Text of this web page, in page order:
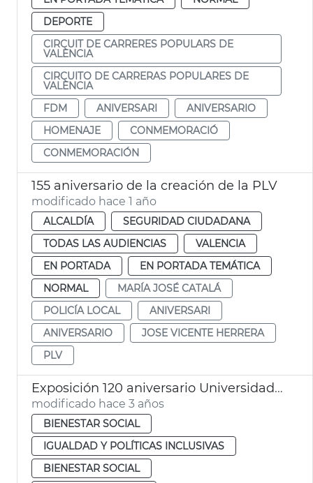
DEPORTE
CIRCUIT DE CARRERES POPULARS DE
VALÈNCIA
CIRCUITO DE CARRERAS POPULARES DE
VALÈNCIA
FDM
ANIVERSARI
ANIVERSARIO
HOMENAJE
CONMEMORACIÓ
CONMEMORACIÓN
155 aniversario de la creación de la PLV
modificado hace 1 año
ALCALDÍA
SEGURIDAD CIUDADANA
TODAS LAS AUDIENCIAS
VALENCIA
EN PORTADA
EN PORTADA TEMÁTICA
NORMAL
MARÍA JOSÉ CATALÁ
POLICÍA LOCAL
ANIVERSARI
ANIVERSARIO
JOSE VICENTE HERRERA
PLV
Exposición 120 aniversario Universidad Popular
modificado hace 3 años
BIENESTAR SOCIAL
IGUALDAD Y POLÍTICAS INCLUSIVAS
BIENESTAR SOCIAL